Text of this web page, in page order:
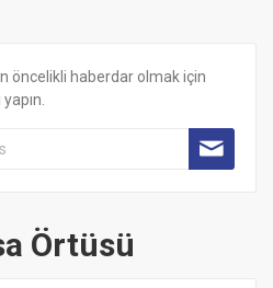
öncelikli haberdar olmak için
Örtüsü